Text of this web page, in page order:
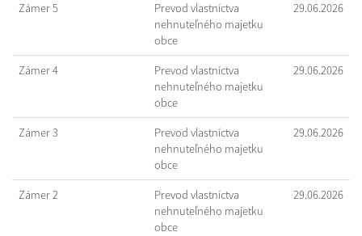
Zámer 5
Prevod vlastníctva
nehnuteľného majetku
obce
29.06.2026
Zámer 4
Prevod vlastníctva
nehnuteľného majetku
obce
29.06.2026
Zámer 3
Prevod vlastníctva
nehnuteľného majetku
obce
29.06.2026
Zámer 2
Prevod vlastníctva
nehnuteľného majetku
obce
29.06.2026